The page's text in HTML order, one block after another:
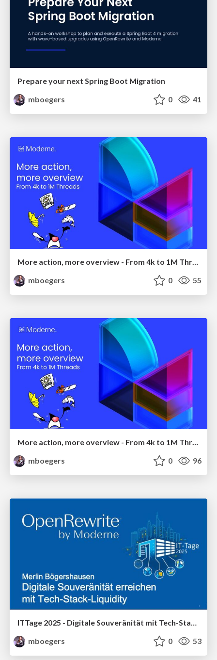
Prepare your next Spring Boot Migration
mboegers
0 41
mboegers
0 55
More action, more overview - From 4k to 1M Threads
mboegers
0 96
ITTage 2025 - Digitale Souveränität mit Tech-Stack-Liquidity
mboegers
0 53